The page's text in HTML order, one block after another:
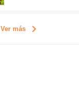
Ver más